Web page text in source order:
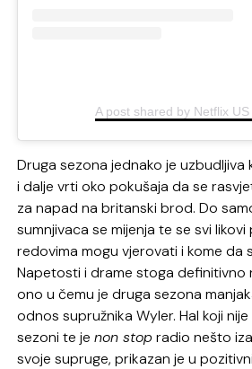
A post shared by Netflix
Druga sezona jednako je
i dalje vrti oko pokušaja da se
za napad na britanski brod. Do
sumnjivaca se mijenja te se svi
redovima mogu vjerovati i kome da
Napetosti i drame stoga definitivno
ono u čemu je druga sezona
odnos supružnika Wyler. Hal koji
sezoni te jenon stop radio nešto
svoje supruge, prikazan je u